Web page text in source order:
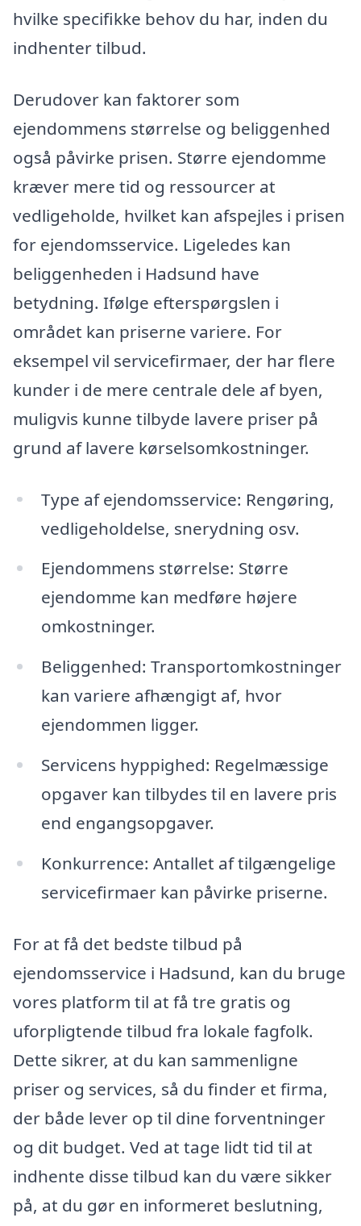
hvilke specifikke behov du har, inden du
indhenter tilbud.
Derudover kan faktorer som
ejendommens størrelse og beliggenhed
også påvirke prisen. Større ejendomme
kræver mere tid og ressourcer at
vedligeholde, hvilket kan afspejles i prisen
for ejendomsservice. Ligeledes kan
beliggenheden i Hadsund have
betydning. Ifølge efterspørgslen i
området kan priserne variere. For
eksempel vil servicefirmaer, der har flere
kunder i de mere centrale dele af byen,
muligvis kunne tilbyde lavere priser på
grund af lavere kørselsomkostninger.
Type af ejendomsservice: Rengøring,
vedligeholdelse, snerydning osv.
Ejendommens størrelse: Større
ejendomme kan medføre højere
omkostninger.
Beliggenhed: Transportomkostninger
kan variere afhængigt af, hvor
ejendommen ligger.
Servicens hyppighed: Regelmæssige
opgaver kan tilbydes til en lavere pris
end engangsopgaver.
Konkurrence: Antallet af tilgængelige
servicefirmaer kan påvirke priserne.
For at få det bedste tilbud på
ejendomsservice i Hadsund, kan du bruge
vores platform til at få tre gratis og
uforpligtende tilbud fra lokale fagfolk.
Dette sikrer, at du kan sammenligne
priser og services, så du finder et firma,
der både lever op til dine forventninger
og dit budget. Ved at tage lidt tid til at
indhente disse tilbud kan du være sikker
på, at du gør en informeret beslutning,